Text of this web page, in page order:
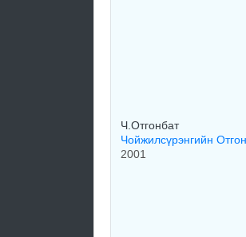
Ч.Отгонбат
Чойжилсүрэнгийн
2001